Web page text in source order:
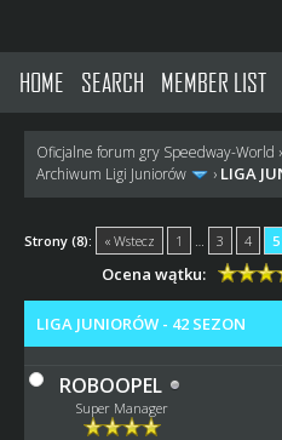
HOME SEARCH MEMBER LIST
Oficjalne forum gry Speedway-World ›
Archiwum Ligi Juniorów
› LIGA
Strony (8): « Wstecz 1 3 4 5
Ocena wątku:
LIGA JUNIORÓW - 42 SEZON
ROBOOPEL
Super Manager